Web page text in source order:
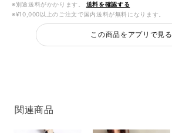
※別途送料がかかります。
送料を確認する
※¥10,000以上のご注文で国内送料が無料になります。
この商品をアプリで見る
関連商品